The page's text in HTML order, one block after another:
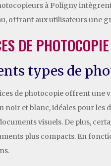
à Poligny
offrant aux utilisateurs une
DE
types de
de photocopie offrent une
noir et blanc, idéales pour
visuels. De plus,
plus compacts. En